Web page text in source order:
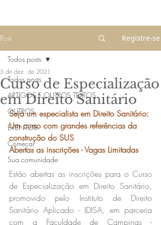
Post Registre-se
Todos posts
ARTIGOS E OUTROS TEXTOS
OUTROS
EVENTOS
Começar
Sua comunidade
Todos posts
Curso de Especialização
em Direito Sanitário
5 de dez. de 2021
Seja um especialista em Direito Sanitário:
Um curso com grandes referências da
construção do SUS
Abertas as inscrições - Vagas Limitadas
Estão abertas as inscrições para o Curso
de Especialização em Direito Sanitário,
promovido pelo Instituto de Direito
Sanitário Aplicado - IDISA, em parceria
com a Faculdade de Campinas -